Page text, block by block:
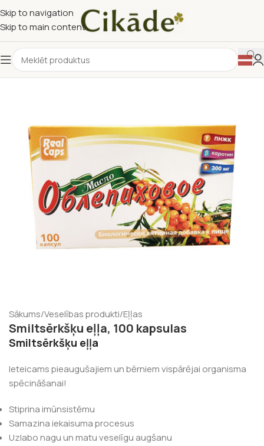
Skip to navigation
Skip to main content
Sākums/Veselības produkti/Eļļas
Smiltsērkšķu eļļa, 100 kapsulas
Smiltsērkšķu eļļa
Ieteicams pieaugušajiem un bērniem vispārējai organisma
spēcināšanai!
Stiprina imūnsistēmu
Samazina iekaisuma procesus
Uzlabo nagu un matu veselīgu augšanu